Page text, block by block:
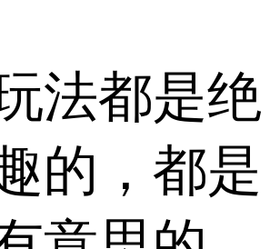
法都是绝
的，都是